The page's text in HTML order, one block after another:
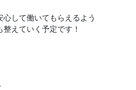
して働いてもらえるよう
えていく予定です！